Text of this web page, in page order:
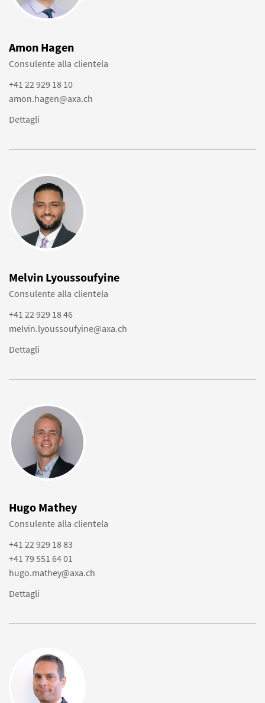
Amon Hagen
Consulente alla clientela
+41 22 929 18 10
amon.hagen@axa.ch
Dettagli
Melvin Lyoussoufyine
Consulente alla clientela
+41 22 929 18 46
melvin.lyoussoufyine@axa.ch
Dettagli
Hugo Mathey
Consulente alla clientela
+41 22 929 18 83
+41 79 551 64 01
hugo.mathey@axa.ch
Dettagli